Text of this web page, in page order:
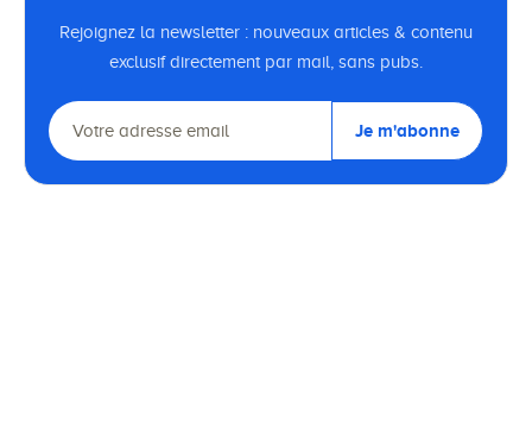
Rejoignez la newsletter : nouveaux articles & contenu
exclusif directement par mail, sans pubs.
Je m'abonne